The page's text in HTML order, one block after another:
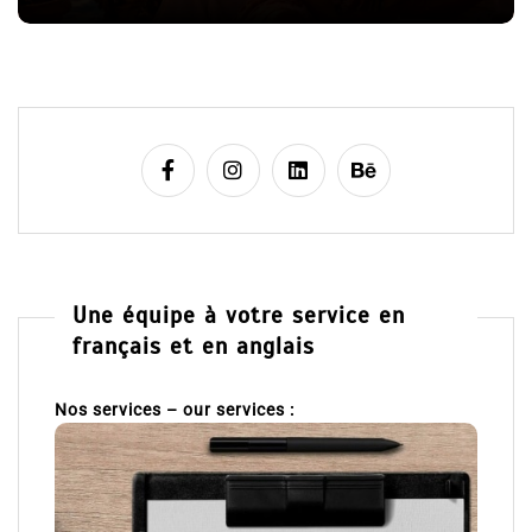
e
Une équipe à votre service en
français et en anglais
Nos services – our services :